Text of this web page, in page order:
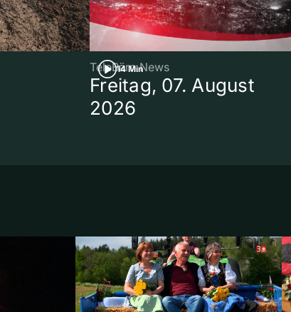
14 Min
TeleBärn News
Freitag, 07. August
2026